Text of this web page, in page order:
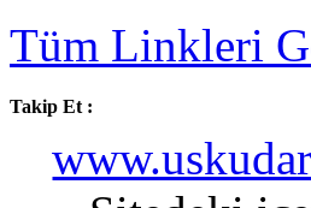
Tüm Linkleri
Takip Et :